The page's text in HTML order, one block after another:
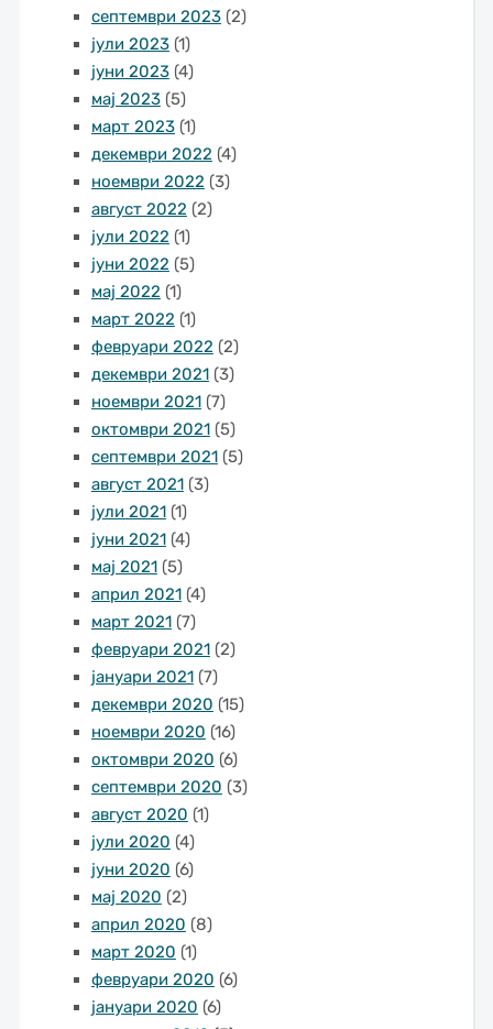
септември 2023(2)
јули 2023(1)
јуни 2023(4)
мај 2023(5)
март 2023(1)
декември 2022 (4)
ноември 2022 (3)
август 2022 (2)
јули 2022 (1)
јуни 2022 (5)
мај 2022 (1)
март 2022 (1)
февруари 2022 (2)
декември 2021(3)
ноември 2021(7)
октомври 2021(5)
септември 2021(5)
август 2021(3)
јули 2021(1)
јуни 2021(4)
мај 2021(5)
април 2021(4)
март 2021(7)
февруари 2021(2)
јануари 2021(7)
декември 2020 (15)
ноември 2020 (16)
октомври 2020 (6)
септември 2020 (3)
август 2020 (1)
јули 2020 (4)
јуни 2020 (6)
мај 2020 (2)
април 2020 (8)
март 2020 (1)
февруари 2020 (6)
јануари 2020 (6)